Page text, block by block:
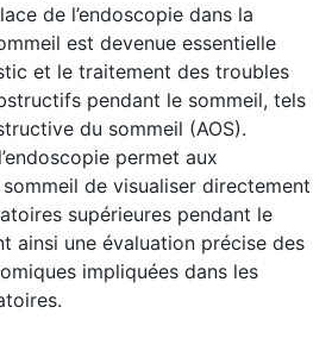
de l’endoscopie dans la
est devenue essentielle
et le traitement des troubles
pendant le sommeil, tels
du sommeil (AOS).
permet aux
de visualiser directement
supérieures pendant le
ainsi une évaluation précise des
impliquées dans les